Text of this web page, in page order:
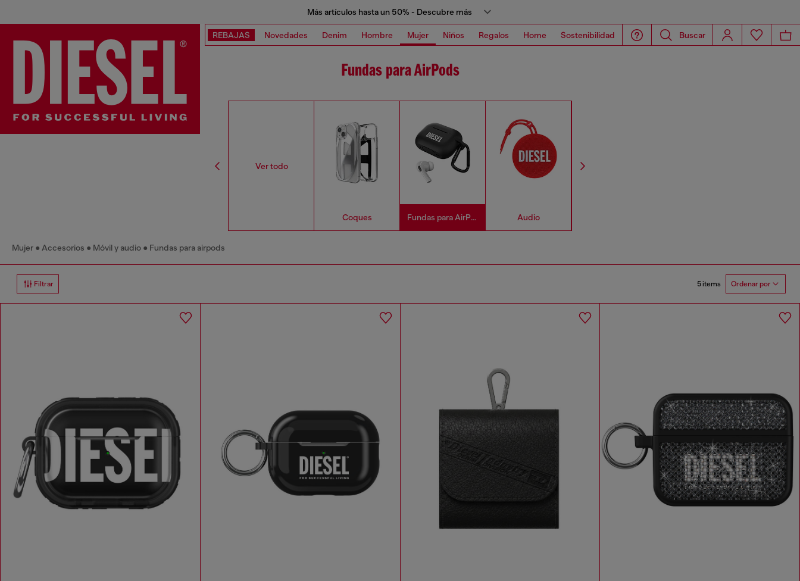
Más artículos hasta un 50% - Descubre más
REBAJAS Novedades Denim Hombre Mujer Niños Regalos Home Sostenibilidad Buscar
Fundas para AirPods
Ver todo
Coques Fundas para AirPods Audio
Mujer Accesorios Móvil y audio Fundas para airpods
Filtrar 5 items Ordenar por